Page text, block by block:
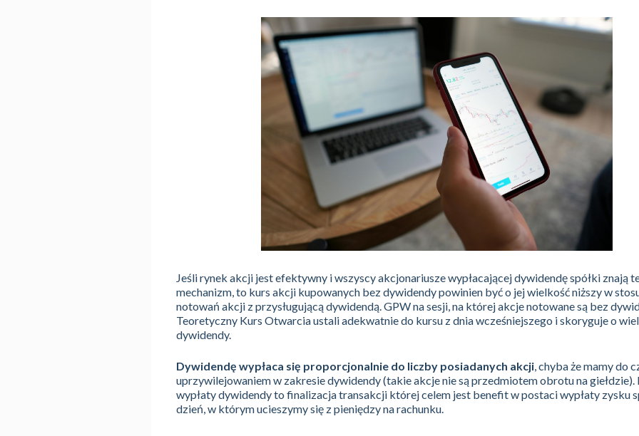
Jeśli rynek akcji jest efektywny i wszyscy akcjonariusze wypłacającej dywidendę spółki znają
mechanizm, to kurs akcji kupowanych bez dywidendy powinien być o jej wielkość niższy w
notowań akcji z przysługującą dywidendą. GPW na sesji, na której akcje notowane są bez
Teoretyczny Kurs Otwarcia ustali adekwatnie do kursu z dnia wcześniejszego i skoryguje o
dywidendy.
Dywidendę wypłaca się proporcjonalnie do liczby posiadanych akcji, chyba że mamy do
uprzywilejowaniem w zakresie dywidendy (takie akcje nie są przedmiotem obrotu na giełdzie).
wypłaty dywidendy to finalizacja transakcji której celem jest benefit w postaci wypłaty zysku
dzień, w którym ucieszymy się z pieniędzy na rachunku.